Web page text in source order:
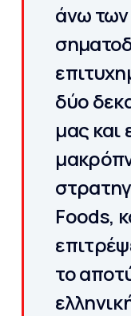
άνω των
δύο
μας και
Foods,
το